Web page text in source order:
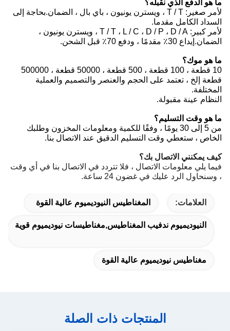
ما هو الدفع الذي نقبله؟
لأمر صغير: T / T ، ويسترن يونيون ، باي بال ، الضمان.بحاجة إلى
السداد الكامل مقدما.
لأمر كبير: T / T ، L / C ، D / P ، D / A ، ويسترن يونيون ،
الضمان.إيداع 30٪ مقدمًا ، ودفع 70٪ قبل الشحن.
ما هو موك؟
10 قطعة ، 100 قطعة ، 500 قطعة ، 50000 قطعة ، 500000
قطعة إلخ ، تعتمد على الحجم والعنصر والتصميم والعملية
المختلفة.
النظام عينة مقبولة.
ما هو وقت التسليم؟
من 5 إلى 30 يومًا ، وفقًا للكمية ومعلومات المخزون وطلبك
الخاص ، ستعطي وقت التسليم الدقيق عند الاتصال بنا.
كيف يمكنني الاتصال بك؟
فيما يلي معلومات الاتصال ، فلا تتردد في الاتصال بنا في أي وقت
، وسنحاول الرد عليك في غضون 24 ساعة.
العلامات: المغناطيس النيوديميوم عالية القوة
النيوديميوم ندفيب المغناطيس,مغناطيسات نيوديميوم قوية
مغناطيس نيوديميوم عالية القوة
المنتجات ذات الصلة